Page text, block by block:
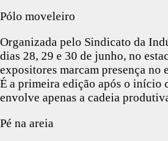
Pólo moveleiro
Organizada pelo Sindicato da
dias 28, 29 e 30 de junho, no
expositores marcam presença
É a primeira edição após o início
envolve apenas a cadeia
Pé na areia